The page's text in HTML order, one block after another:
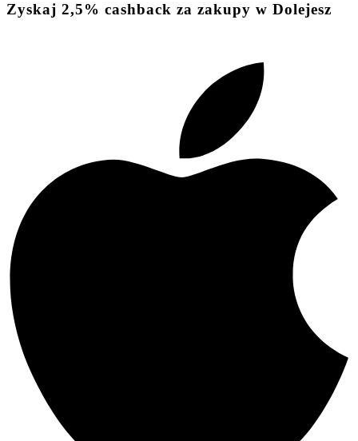
Zyskaj 2,5% cashback za zakupy w Dolejesz